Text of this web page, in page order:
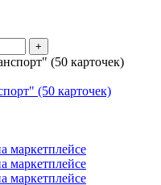
+
(50 карточек)